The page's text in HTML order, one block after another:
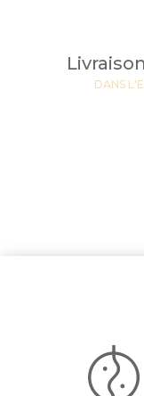
DANS